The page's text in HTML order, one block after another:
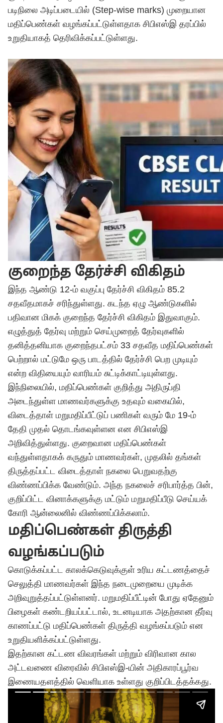
படிநிலை அடிப்படையில் (Step-wise marks) முறையான
மதிப்பெண்கள் வழங்கப்பட்டுள்ளதாக சிபிஎஸ்இ தரப்பில்
உறுதியாகத் தெரிவிக்கப்பட்டுள்ளது.
குறைந்த தேர்ச்சி விகிதம்
இந்த ஆண்டு 12-ம் வகுப்பு தேர்ச்சி விகிதம் 85.2
சதவீதமாகச் சரிந்துள்ளது. கடந்த ஏழு ஆண்டுகளில்
பதிவான மிகக் குறைந்த தேர்ச்சி விகிதம் இதுவாகும்.
எழுத்துத் தேர்வு மற்றும் செய்முறைத் தேர்வுகளில்
தனித்தனியாக குறைந்தபட்சம் 33 சதவீத மதிப்பெண்கள்
பெற்றால் மட்டுமே ஒரு பாடத்தில் தேர்ச்சி பெற முடியும்
என்ற விதியையும் வாரியம் சுட்டிக்காட்டியுள்ளது.
இந்நிலையில், மதிப்பெண்கள் குறித்து அதிருப்தி
அடைந்துள்ள மாணவர்களுக்கு உதவும் வகையில்,
விடைத்தாள் மறுமதிப்பீட்டுப் பணிகள் வரும் மே 19-ம்
தேதி முதல் தொடங்கவுள்ளன என சிபிஎஸ்இ
அறிவித்துள்ளது. குறைவான மதிப்பெண்கள்
வந்துள்ளதாகக் கருதும் மாணவர்கள், முதலில் தங்கள்
திருத்தப்பட்ட விடைத்தாள் நகலை பெறுவதற்கு
விண்ணப்பிக்க வேண்டும். அந்த நகலைச் சரிபார்த்த பின்,
குறிப்பிட்ட வினாக்களுக்கு மட்டும் மறுமதிப்பீடு செய்யக்
கோரி ஆன்லைனில் விண்ணப்பிக்கலாம்.
மதிப்பெண்கள் திருத்தி
வழங்கப்படும்
கொடுக்கப்பட்ட காலக்கெடுவுக்குள் உரிய கட்டணத்தைச்
செலுத்தி மாணவர்கள் இந்த நடைமுறையை முடிக்க
அறிவுறுத்தப்பட்டுள்ளனர். மறுமதிப்பீட்டின் போது ஏதேனும்
பிழைகள் கண்டறியப்பட்டால், உடனடியாக அதற்கான தீர்வு
காணப்பட்டு மதிப்பெண்கள் திருத்தி வழங்கப்படும் என
உறுதியளிக்கப்பட்டுள்ளது.
இதற்கான கட்டண விவரங்கள் மற்றும் விரிவான கால
அட்டவணை விரைவில் சிபிஎஸ்இ-யின் அதிகாரப்பூர்வ
இணையதளத்தில் வெளியாக உள்ளது குறிப்பிடத்தக்கது.